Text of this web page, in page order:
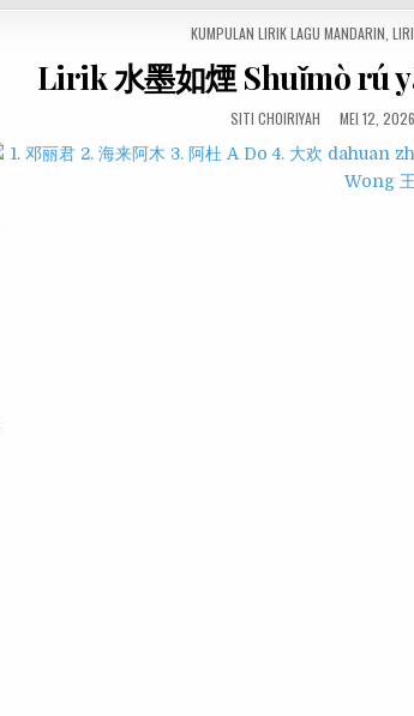
POSTED
KUMPULAN LIRIK LAGU MANDARIN
Lirik 水墨如煙 Shuǐmò rú
SITI CHOIRIYAH MEI 12, 2026